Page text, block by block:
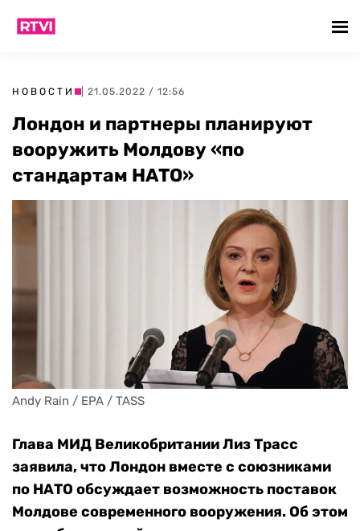
НОВОСТИ | 21.05.2022 / 12:56
Лондон и партнеры планируют
вооружить Молдову «по
стандартам НАТО»
Andy Rain / EPA / TASS
Глава МИД Великобритании Лиз Трасс
заявила, что Лондон вместе с союзниками
по НАТО обсуждает возможность поставок
Молдове современного вооружения. Об этом